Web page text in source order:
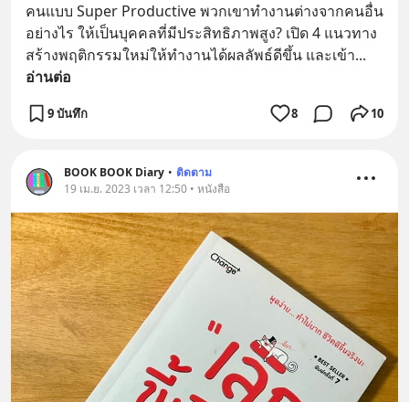
คนแบบ Super Productive พวกเขาทำงานต่างจากคนอื่น
อย่างไร ให้เป็นบุคคลที่มีประสิทธิภาพสูง? เปิด 4 แนวทาง
สร้างพฤติกรรมใหม่ให้ทำงานได้ผลลัพธ์ดีขึ้น และเข้า
อ่านต่อ
9 บันทึก 8 10
BOOK BOOK Diary • ติดตาม
19 เม.ย. 2023 เวลา 12:50 • หนังสือ